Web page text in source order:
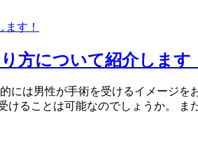
方について紹介します
には男性が手術を受けるイメージ
けることは可能なのでしょうか。